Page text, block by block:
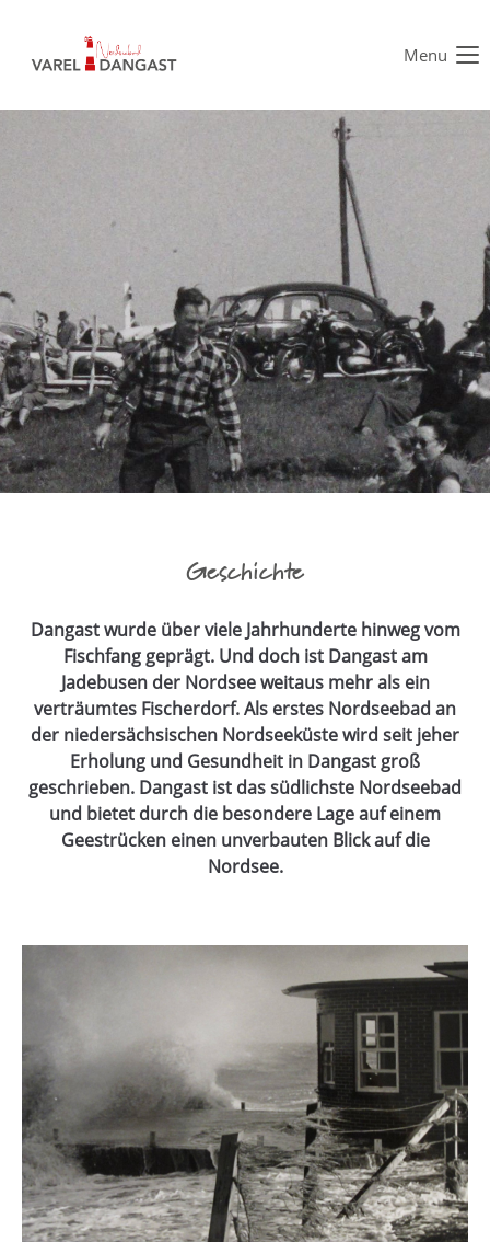
Der Eintrag "offcanvas-col1" existiert leider nicht.
Der Eintrag "offcanvas-col2" existiert leider nicht.
Der Eintrag "offcanvas-col3" existiert leider nicht.
Der Eintrag "offcanvas-col4" existiert leider nicht.
Menu
Geschichte
Dangast wurde über viele Jahrhunderte hinweg vom
Fischfang geprägt. Und doch ist Dangast am
Jadebusen der Nordsee weitaus mehr als ein
verträumtes Fischerdorf. Als erstes Nordseebad an
der niedersächsischen Nordseeküste wird seit jeher
Erholung und Gesundheit in Dangast groß
geschrieben. Dangast ist das südlichste Nordseebad
und bietet durch die besondere Lage auf einem
Geestrücken einen unverbauten Blick auf die
Nordsee.